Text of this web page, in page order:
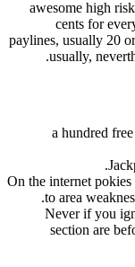
awesome high
cents for
paylines, usually 20
usually,
a hundred
On the internet
to area
Never if you
section are